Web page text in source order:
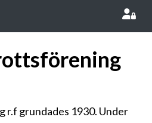
r.f grundades 1930. Under